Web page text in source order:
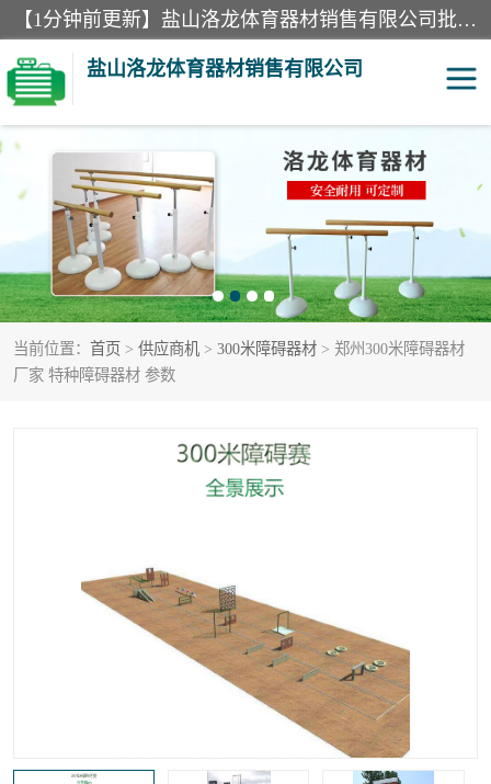
【1分钟前更新】盐山洛龙体育器材销售有限公司批量供应：300米障碍器材、400米障碍器材、部队训练器材、双杠、体操垫、舞蹈把杆等产品。盐山洛龙体育器材销售有限公司经过多年的发展，集研发，生产，销售，售后服务为一体. 奉行“质量，信誉，服务”的宗旨，以开拓创新的精神和真诚守信的态度积极进取。
盐山洛龙体育器材销售有限公司
当前位置： 首页 > 供应商机 > 300米障碍器材 > 郑州300米障碍器材
厂家 特种障碍器材 参数
单双杠 舞蹈把杆
400米障碍器材 体操垫
300米障碍器材 攀爬架
塑胶跑道 400米障碍器材1